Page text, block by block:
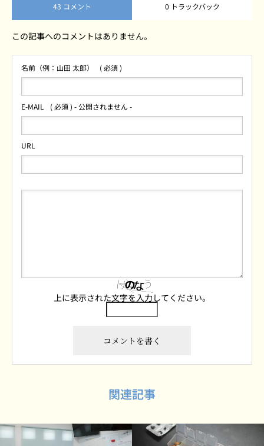
43 コメント 0 トラックバック
この記事へのコメントはありません。
名前（例：山田 太郎） ( 必須 )
E-MAIL ( 必須 ) - 公開されません -
URL
上に表示された文字を入力してください。
関連記事